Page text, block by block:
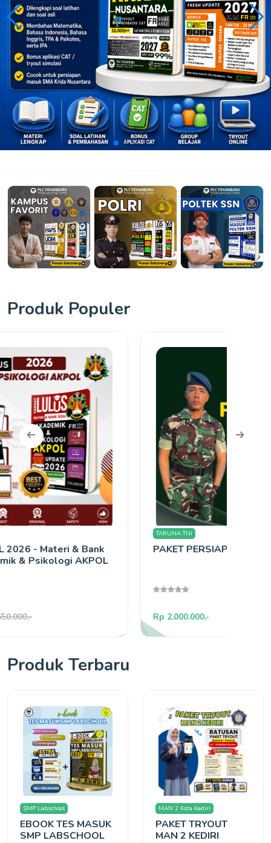
Produk Populer
PAKET PERSIAPAN BINTARA TNI
Rp 2.000.000,-
Produk Terbaru
SMP Labschool
EBOOK TES MASUK
SMP LABSCHOOL
MAN 2 Kota Kediri
PAKET TRYOUT
MAN 2 KEDIRI